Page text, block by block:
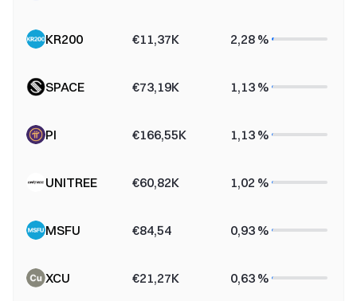
KR200 €11,37K 2,28 %
SPACE €73,19K 1,13 %
PI €166,55K 1,13 %
UNITREE €60,82K 1,02 %
MSFU €84,54 0,93 %
XCU €21,27K 0,63 %